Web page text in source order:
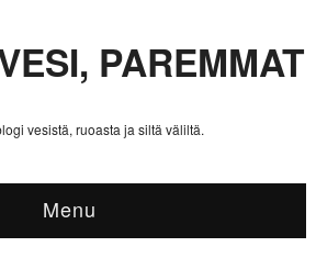
PAREMMAT
vesistä, ruoasta ja siltä väliltä.
Menu